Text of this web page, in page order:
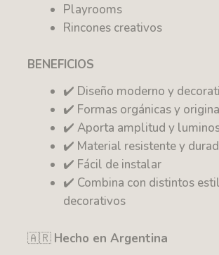
Playrooms
Rincones creativos
BENEFICIOS
✔️ Diseño moderno y
✔️ Formas orgánicas y
✔️ Aporta amplitud y
✔️ Material resistente y
✔️ Fácil de instalar
✔️ Combina con distintos
decorativos
🇦🇷 Hecho en Argentina